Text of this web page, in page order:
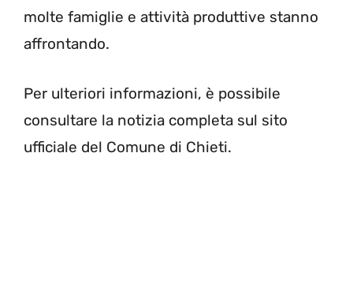
molte famiglie e attività produttive stanno
affrontando.
Per ulteriori informazioni, è possibile
consultare la notizia completa sul sito
ufficiale del Comune di Chieti.